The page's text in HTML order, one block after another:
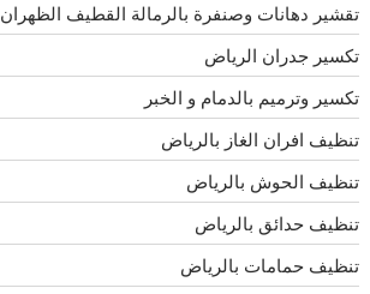
تقشير دهانات وصنفرة بالرمالة القطيف الظهران
تكسير جدران الرياض
تكسير وترميم بالدمام و الخبر
تنظيف افران الغاز بالرياض
تنظيف الحوش بالرياض
تنظيف حدائق بالرياض
تنظيف حمامات بالرياض